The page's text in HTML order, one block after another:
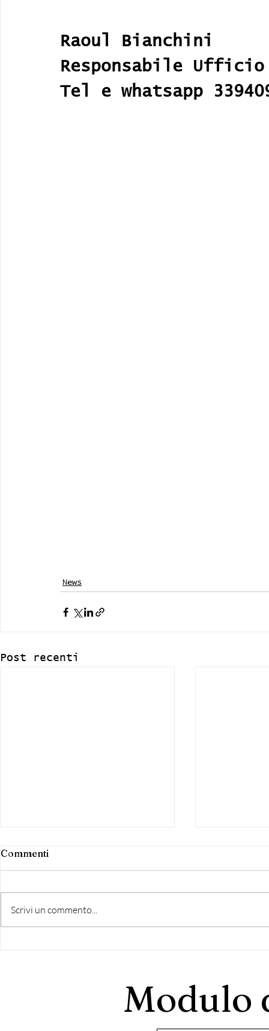
Raoul Bianchini
Responsabile Ufficio
Tel e whatsapp
News
Post recenti
Commenti
Scrivi un commento...
Modulo